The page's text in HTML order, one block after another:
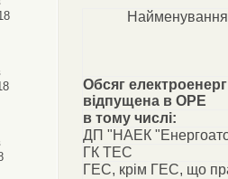
Найменування
Обсяг
відпущена в ОРЕ
в тому числі:
ДП "НАЕК
ГК ТЕС
ГЕС, крім ГЕС, що